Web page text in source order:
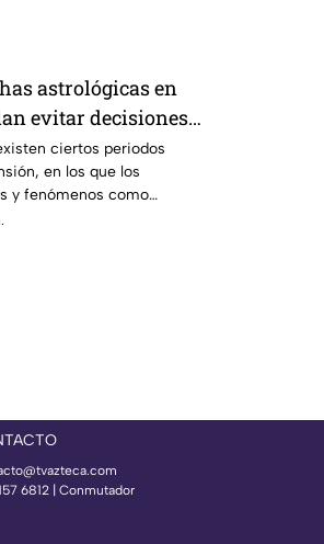
astrológicas en
evitar decisiones
ciertos periodos
en los que los
y fenómenos como
como momentos poco
6812 | Conmutador